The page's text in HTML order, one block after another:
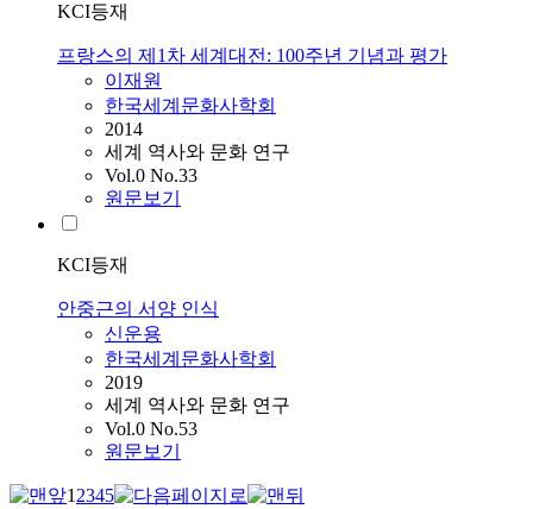
KCI등재
프랑스의 제1차 세계대전: 100주년 기념과 평가
이재원
한국세계문화사학회
2014
세계 역사와 문화 연구
Vol.0 No.33
원문보기
KCI등재
안중근의 서양 인식
신운용
한국세계문화사학회
2019
세계 역사와 문화 연구
Vol.0 No.53
원문보기
12345